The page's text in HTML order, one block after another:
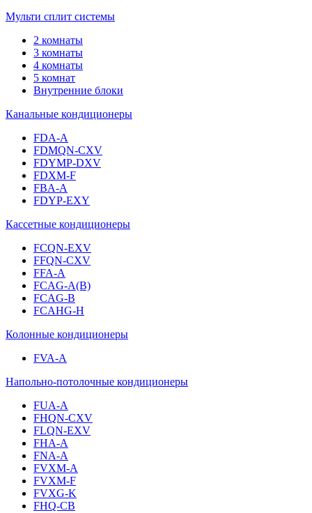
Мульти сплит системы
2 комнаты
3 комнаты
4 комнаты
5 комнат
Внутренние блоки
Канальные кондиционеры
FDA-A
FDMQN-CXV
FDYMP-DXV
FDXM-F
FBA-A
FDYP-EXY
Кассетные кондиционеры
FCQN-EXV
FFQN-CXV
FFA-A
FCAG-A(B)
FCAG-B
FCAHG-H
Колонные кондиционеры
FVA-A
Напольно-потолочные кондиционеры
FUA-A
FHQN-CXV
FLQN-EXV
FHA-A
FNA-A
FVXM-A
FVXM-F
FVXG-K
FHQ-CB